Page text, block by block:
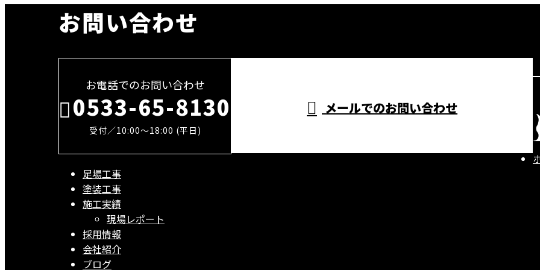
お問い合わせ
お電話でのお問い合わせ
0533-65-8130
受付／10:00～18:00 (平日)
メールでのお問い合わせ
足場工事
塗装工事
施工実績
現場レポート
採用情報
会社紹介
ブログ